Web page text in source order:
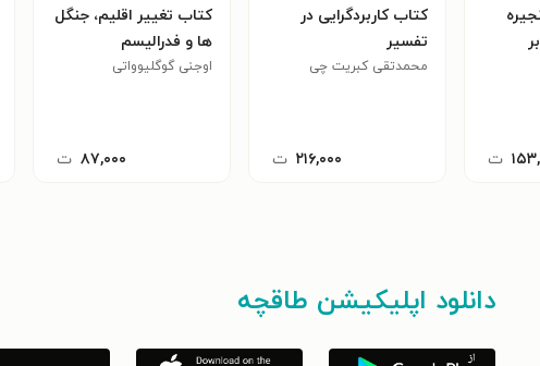
ت
کتاب کاربردگرایی در
تفسیر
محمدتقی کبریت چی
۲۱۶,۰۰۰ ت
کتاب تغییر اقلیم، جنگل
ها و فدرالیسم
اوجنی گوگلیوواتی
۸۷,۰۰۰ ت
دانلود اپلیکیشن طاقچه